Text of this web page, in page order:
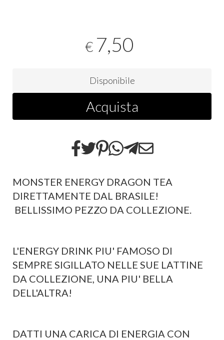
€ 7,50
Disponibile
Acquista
MONSTER ENERGY DRAGON TEA
DIRETTAMENTE DAL BRASILE!
BELLISSIMO PEZZO DA COLLEZIONE.
L'ENERGY DRINK PIU' FAMOSO DI
SEMPRE SIGILLATO NELLE SUE LATTINE
DA COLLEZIONE, UNA PIU' BELLA
DELL'ALTRA!
DATTI UNA CARICA DI ENERGIA CON